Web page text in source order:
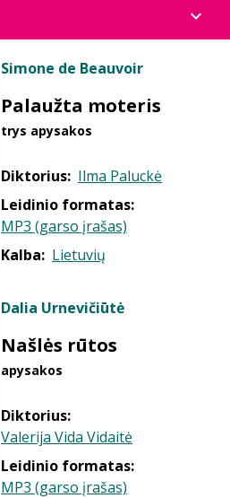
Simone de Beauvoir
Palaužta moteris
trys apysakos
Diktorius: Ilma Paluckė
Leidinio formatas:
MP3 (garso įrašas)
Kalba: Lietuvių
Dalia Urnevičiūtė
Našlės rūtos
apysakos
Diktorius:
Valerija Vida Vidaitė
Leidinio formatas:
MP3 (garso įrašas)